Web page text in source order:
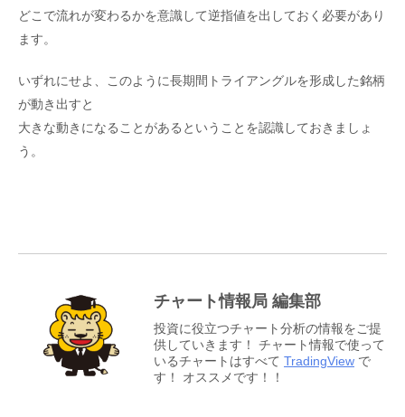
どこで流れが変わるかを意識して逆指値を出しておく必要があり
ます。
いずれにせよ、このように長期間トライアングルを形成した銘柄
が動き出すと
大きな動きになることがあるということを認識しておきましょ
う。
チャート情報局 編集部
投資に役立つチャート分析の情報をご提
供していきます！ チャート情報で使って
いるチャートはすべて TradingView で
す！ オススメです！！